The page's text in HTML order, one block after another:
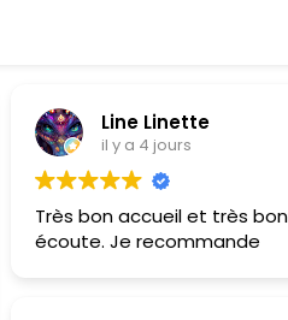
Line Linette
il y a 4 jours
Très bon accueil et très
écoute. Je recommande